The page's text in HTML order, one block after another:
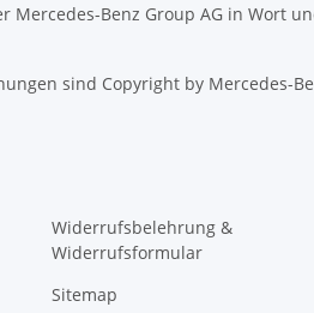
Mercedes-Benz Group AG in Wort
sind Copyright by Mercedes-
Widerrufsbelehrung &
Widerrufsformular
Sitemap